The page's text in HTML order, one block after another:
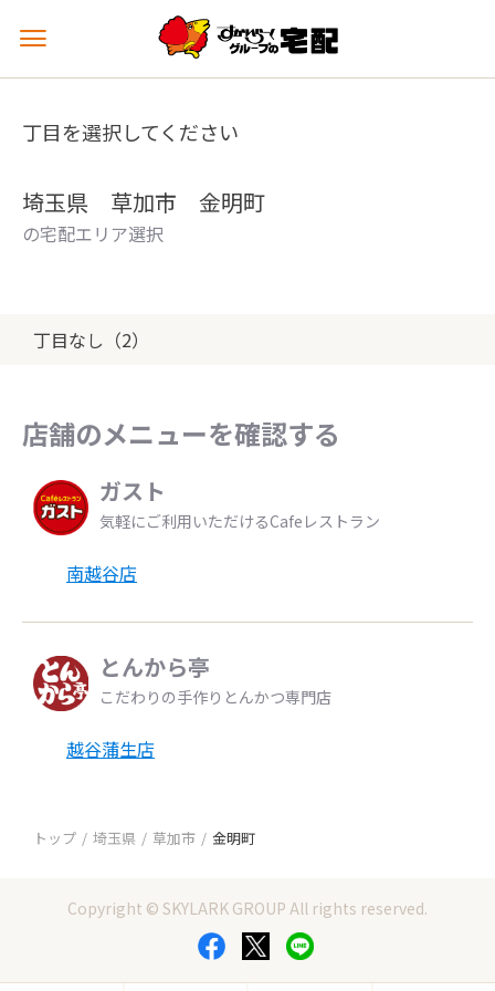
メ
ュ
を
丁目を選択してください
埼玉県 草加市 金明町
の宅配エリア選択
丁目なし（2）
店舗のメニューを確認する
ガスト
気軽にご利用いただけるCafeレストラン
南越谷店
とんから亭
こだわりの手作りとんかつ専門店
越谷蒲生店
トップ 埼玉県 草加市 金明町
Copyright © SKYLARK GROUP All rights reserved.